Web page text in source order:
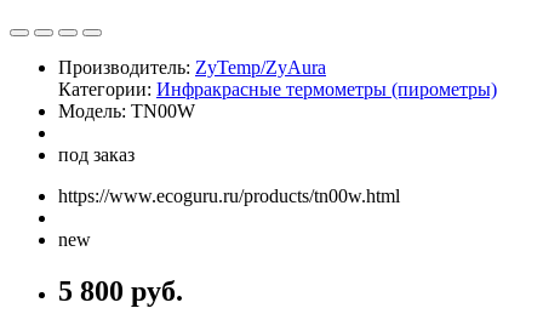
Производитель: ZyTemp/ZyAura
Категории: Инфракрасные термометры (пирометры)
Модель: TN00W
под заказ
https://www.ecoguru.ru/products/tn00w.html
new
5 800 руб.